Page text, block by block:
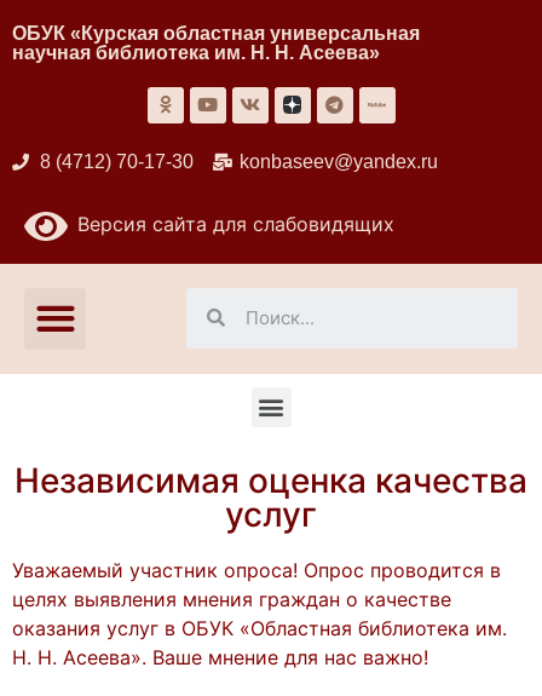
ОБУК «Курская областная универсальная
научная библиотека им. Н. Н. Асеева»
8 (4712) 70-17-30 konbaseev@yandex.ru
Версия сайта для слабовидящих
Независимая оценка качества
услуг
Уважаемый участник опроса! Опрос проводится в
целях выявления мнения граждан о качестве
оказания услуг в ОБУК «Областная библиотека им.
Н. Н. Асеева». Ваше мнение для нас важно!